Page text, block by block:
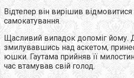
Відтепер він вирішив
самокатування.
Щасливий випадок допоміг йому.
змилувавшись над аскетом,
юшки. Гаутама прийняв її
час втамував свій голод.